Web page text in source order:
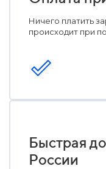
Ничего платить
происходит при
Быстрая
России